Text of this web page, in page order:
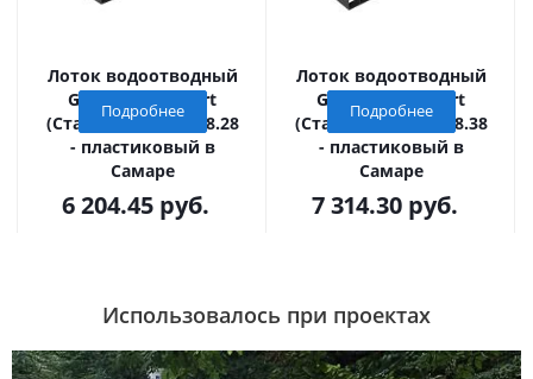
Лоток водоотводный
Gidrolica Standart
(Стандарт) ЛВ-30.38.28
- пластиковый в
Самаре
6 204.45 руб.
Подробнее
Лоток водоотводный
Gidrolica Standart
(Стандарт) ЛВ-30.38.38
- пластиковый в
Самаре
7 314.30руб.
Подробнее
Использовалось при проектах